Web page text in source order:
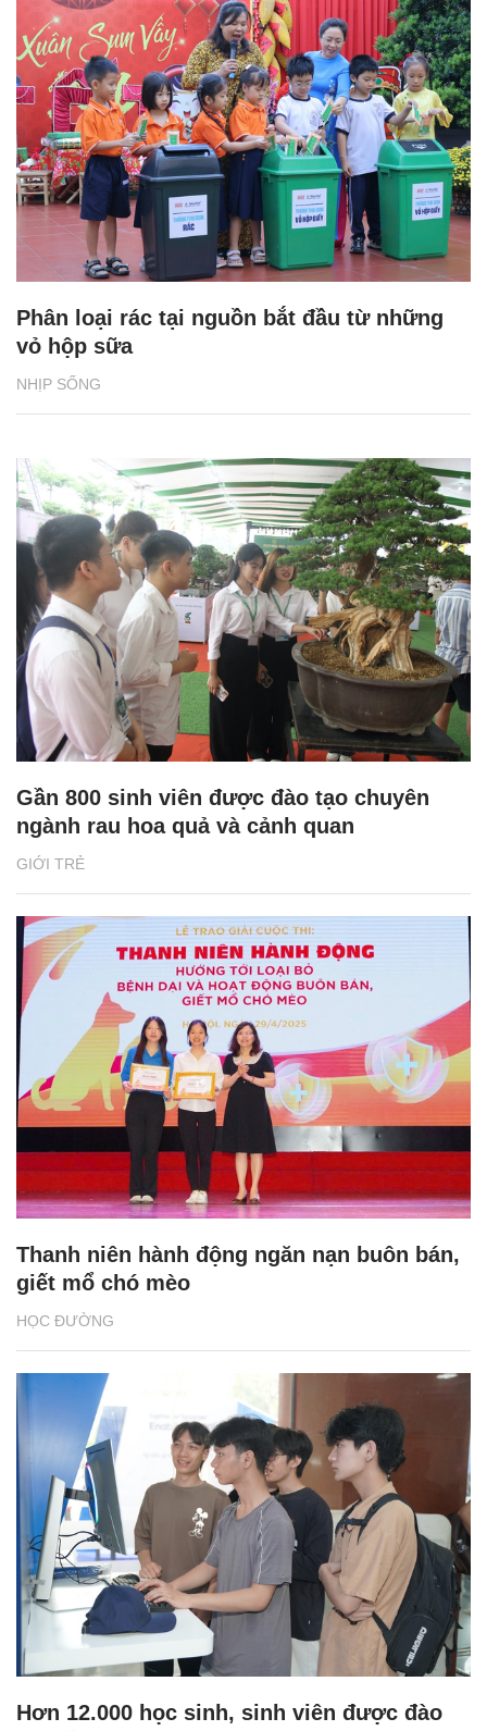
NHỊP SỐNG
Phân loại rác tại nguồn bắt đầu từ những
vỏ hộp sữa
GIỚI TRẺ
Gần 800 sinh viên được đào tạo chuyên
ngành rau hoa quả và cảnh quan
HỌC ĐƯỜNG
Thanh niên hành động ngăn nạn buôn bán,
giết mổ chó mèo
Hơn 12.000 học sinh, sinh viên được đào